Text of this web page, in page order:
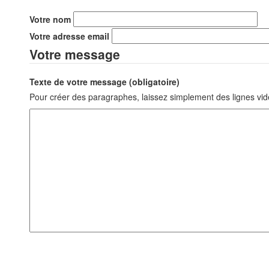
Votre nom
Votre adresse email
Votre message
Texte de votre message (obligatoire)
Pour créer des paragraphes, laissez simplement des lignes